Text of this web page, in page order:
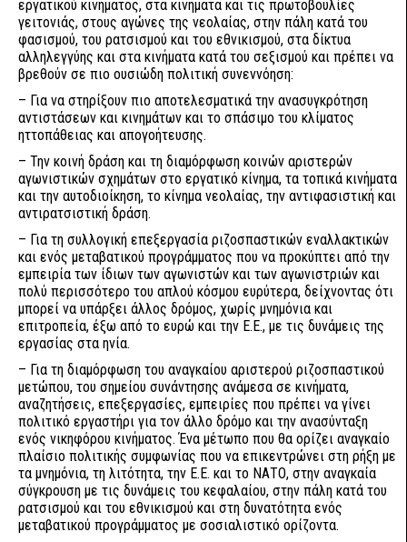
εργατικού κινήματος, στα κινήματα και τις πρωτοβουλίες
γειτονιάς, στους αγώνες της νεολαίας, στην πάλη κατά του
φασισμού, του ρατσισμού και του εθνικισμού, στα δίκτυα
αλληλεγγύης και στα κινήματα κατά του σεξισμού και πρέπει να
βρεθούν σε πιο ουσιώδη πολιτική συνεννόηση:
– Για να στηρίξουν πιο αποτελεσματικά την ανασυγκρότηση
αντιστάσεων και κινημάτων και το σπάσιμο του κλίματος
ηττοπάθειας και απογοήτευσης.
– Την κοινή δράση και τη διαμόρφωση κοινών αριστερών
αγωνιστικών σχημάτων στο εργατικό κίνημα, τα τοπικά κινήματα
και την αυτοδιοίκηση, το κίνημα νεολαίας, την αντιφασιστική και
αντιρατσιστική δράση.
– Για τη συλλογική επεξεργασία ριζοσπαστικών εναλλακτικών
και ενός μεταβατικού προγράμματος που να προκύπτει από την
εμπειρία των ίδιων των αγωνιστών και των αγωνιστριών και
πολύ περισσότερο του απλού κόσμου ευρύτερα, δείχνοντας ότι
μπορεί να υπάρξει άλλος δρόμος, χωρίς μνημόνια και
επιτροπεία, έξω από το ευρώ και την Ε.Ε., με τις δυνάμεις της
εργασίας στα ηνία.
– Για τη διαμόρφωση του αναγκαίου αριστερού ριζοσπαστικού
μετώπου, του σημείου συνάντησης ανάμεσα σε κινήματα,
αναζητήσεις, επεξεργασίες, εμπειρίες που πρέπει να γίνει
πολιτικό εργαστήρι για τον άλλο δρόμο και την ανασύνταξη
ενός νικηφόρου κινήματος. Ένα μέτωπο που θα ορίζει αναγκαίο
πλαίσιο πολιτικής συμφωνίας που να επικεντρώνει στη ρήξη με
τα μνημόνια, τη λιτότητα, την Ε.Ε. και το ΝΑΤΟ, στην αναγκαία
σύγκρουση με τις δυνάμεις του κεφαλαίου, στην πάλη κατά του
ρατσισμού και του εθνικισμού και στη δυνατότητα ενός
μεταβατικού προγράμματος με σοσιαλιστικό ορίζοντα.